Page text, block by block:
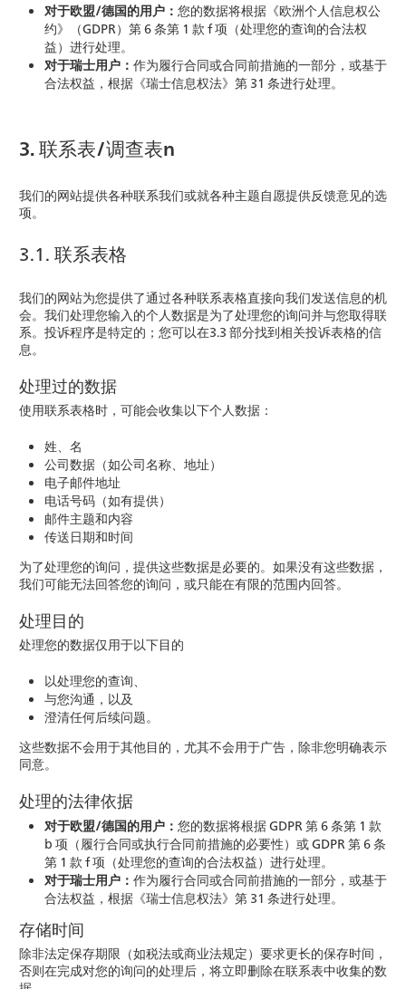
对于欧盟/德国的用户： 您的数据将根据《欧洲个人信息权公
约》（GDPR）第 6 条第 1 款 f 项（处理您的查询的合法权
益）进行处理。
对于瑞士用户： 作为履行合同或合同前措施的一部分，或基于
合法权益，根据《瑞士信息权法》第 31 条进行处理。
3. 联系表/调查表n
我们的网站提供各种联系我们或就各种主题自愿提供反馈意见的选
项。
3.1. 联系表格
我们的网站为您提供了通过各种联系表格直接向我们发送信息的机
会。我们处理您输入的个人数据是为了处理您的询问并与您取得联
系。投诉程序是特定的；您可以在3.3 部分找到相关投诉表格的信
息。
处理过的数据
使用联系表格时，可能会收集以下个人数据：
姓、名
公司数据（如公司名称、地址）
电子邮件地址
电话号码（如有提供）
邮件主题和内容
传送日期和时间
为了处理您的询问，提供这些数据是必要的。如果没有这些数据，
我们可能无法回答您的询问，或只能在有限的范围内回答。
处理目的
处理您的数据仅用于以下目的
以处理您的查询、
与您沟通，以及
澄清任何后续问题。
这些数据不会用于其他目的，尤其不会用于广告，除非您明确表示
同意。
处理的法律依据
对于欧盟/德国的用户： 您的数据将根据 GDPR 第 6 条第 1 款
b 项（履行合同或执行合同前措施的必要性）或 GDPR 第 6 条
第 1 款 f 项（处理您的查询的合法权益）进行处理。
对于瑞士用户： 作为履行合同或合同前措施的一部分，或基于
合法权益，根据《瑞士信息权法》第 31 条进行处理。
存储时间
除非法定保存期限（如税法或商业法规定）要求更长的保存时间，
否则在完成对您的询问的处理后，将立即删除在联系表中收集的数